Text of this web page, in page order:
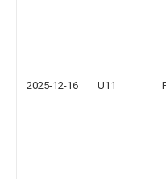
2025-12-16 U11